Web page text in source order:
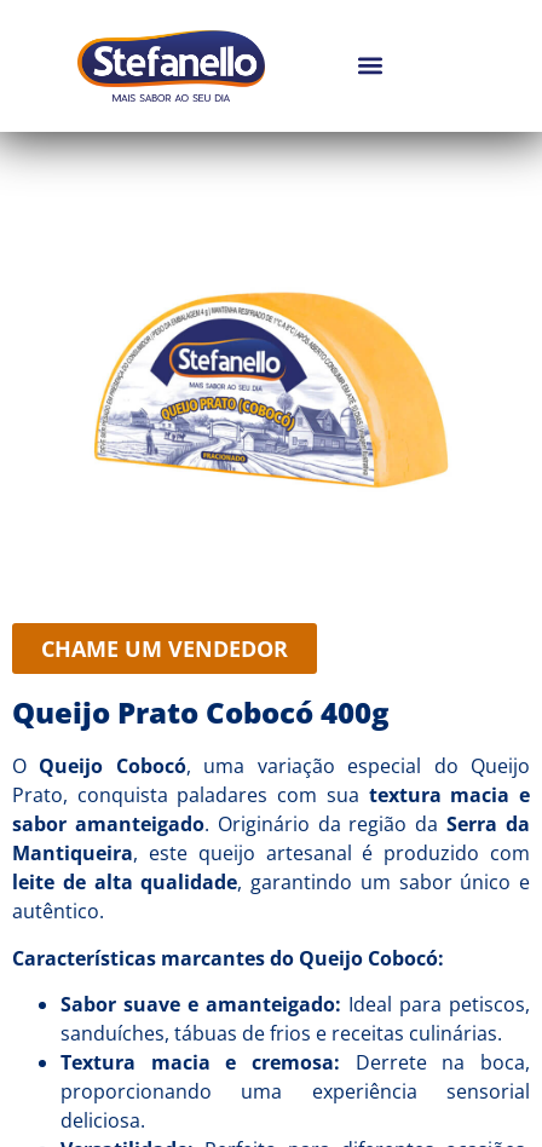
CHAME UM VENDEDOR
Queijo Prato Cobocó 400g
O Queijo Cobocó, uma variação especial do Queijo
Prato, conquista paladares com sua textura macia e
sabor amanteigado. Originário da região daSerra da
Mantiqueira, este queijo artesanal é produzido com
leite de alta qualidade, garantindo um sabor único e
autêntico.
Características marcantes do Queijo Cobocó:
Sabor suave e amanteigado: Ideal para petiscos,
sanduíches, tábuas de frios e receitas culinárias.
Textura macia e cremosa: Derrete na boca,
proporcionando uma experiência sensorial
deliciosa.